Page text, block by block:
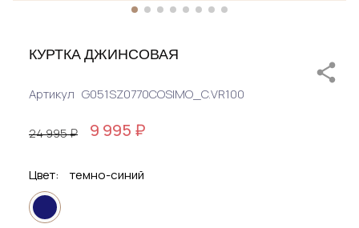
КУРТКА ДЖИНСОВАЯ
Артикул G051SZ0770COSIMO_C.VR100
24 995 ₽ 9 995 ₽
Цвет: темно-синий